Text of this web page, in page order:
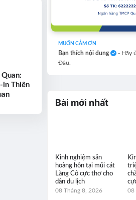
in Thiên
MUỐN CẢM ƠN
Bạn thích nội dung
- Hãy
Đâu.
Bài mới nhất
Kinh nghiệm săn
hoàng hôn tại mũi cát
Lăng Cô cực thơ cho
dân du lịch
08 Tháng 8, 2026 08